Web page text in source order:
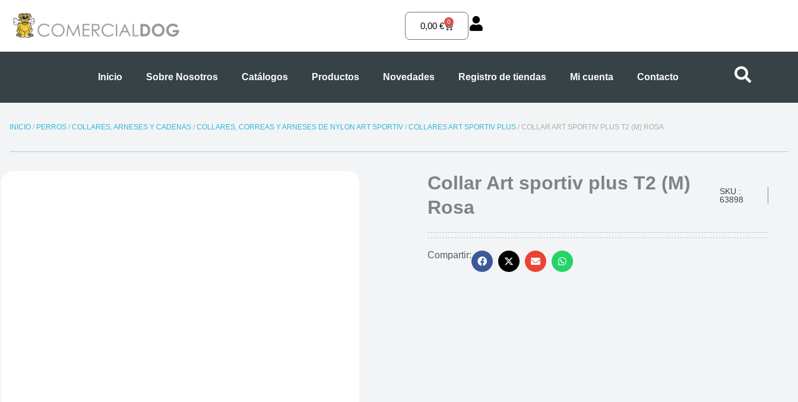
contenido
0,00 € 0
Carrito
Inicio Sobre Nosotros Catálogos Productos Novedades Registro de tiendas Mi cuenta Contacto
INICIO / PERROS / COLLARES, ARNESES Y CADENAS / COLLARES, CORREAS Y ARNESES DE NYLON ART SPORTIV / COLLARES ART SPORTIV PLUS / COLLAR ART SPORTIV PLUS T2 (M) ROSA
Collar Art sportiv plus T2 (M)
Rosa
SKU :
63898
Compartir: